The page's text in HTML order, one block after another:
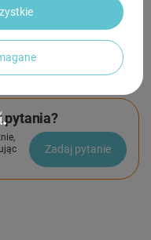
pytania?
Zadaj pytanie